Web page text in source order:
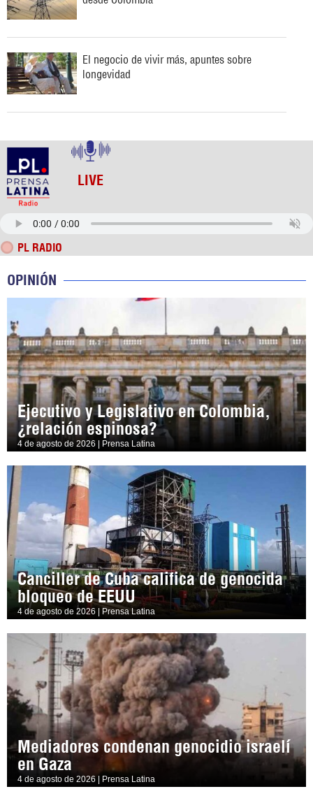
El negocio de vivir más, apuntes sobre
longevidad
LIVE
PL RADIO
OPINIÓN
Ejecutivo y Legislativo en Colombia,
¿relación espinosa?
4 de agosto de 2026 | Prensa Latina
Canciller de Cuba califica de genocida
bloqueo de EEUU
4 de agosto de 2026 | Prensa Latina
Mediadores condenan genocidio israelí
en Gaza
4 de agosto de 2026 | Prensa Latina